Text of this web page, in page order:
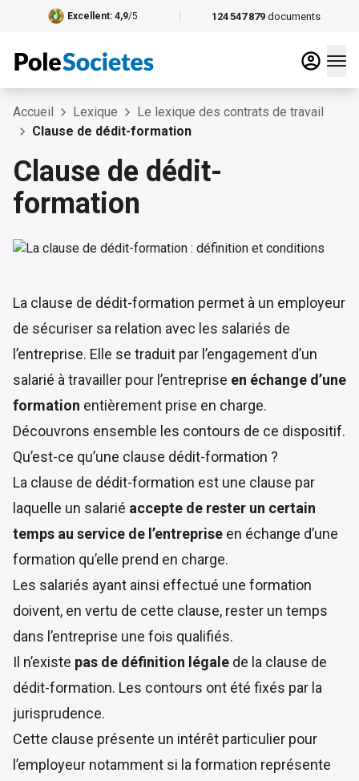
124 547 879 documents
Excellent: 4,9/5
Accueil Lexique
Le lexique des contrats de travail
Clause de dédit-formation
Clause de dédit-
formation
La clause de dédit-formation permet à un employeur
de sécuriser sa relation avec les salariés de
l’entreprise. Elle se traduit par l’engagement d’un
salarié à travailler pour l’entreprise en échange d’une
formation entièrement prise en charge.
Découvrons ensemble les contours de ce dispositif.
Qu’est-ce qu’une clause dédit-formation ?
La clause de dédit-formation est une clause par
laquelle un salarié accepte de rester un certain
temps au service de l’entreprise en échange d’une
formation qu’elle prend en charge.
Les salariés ayant ainsi effectué une formation
doivent, en vertu de cette clause, rester un temps
dans l’entreprise une fois qualifiés.
Il n’existe pas de définition légale de la clause de
dédit-formation. Les contours ont été fixés par la
jurisprudence.
Cette clause présente un intérêt particulier pour
l’employeur notamment si la formation représente